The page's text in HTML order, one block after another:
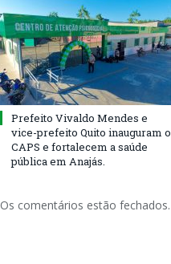
Prefeito Vivaldo Mendes e
vice-prefeito Quito inauguram o
CAPS e fortalecem a saúde
pública em Anajás.
Os comentários estão fechados.